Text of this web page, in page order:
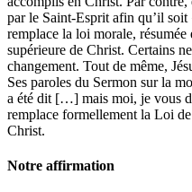
par le Saint-Esprit afin qu’il
remplace la loi morale,
supérieure de Christ. Certains
changement. Tout de même,
Ses paroles du Sermon sur la
a été dit […] mais moi, je vous
remplace formellement la Loi
Christ.
Notre affirmation